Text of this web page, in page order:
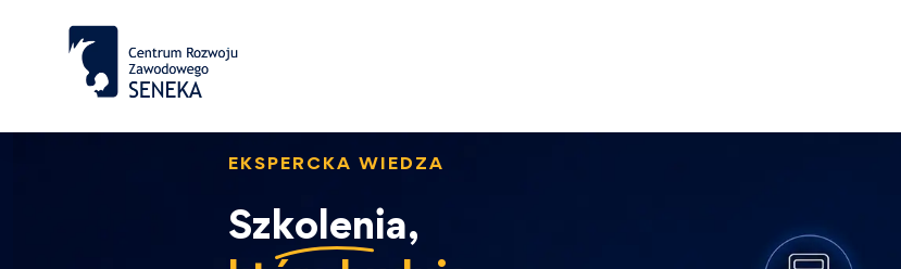
EKSPERCKA WIEDZA
Szkolenia,